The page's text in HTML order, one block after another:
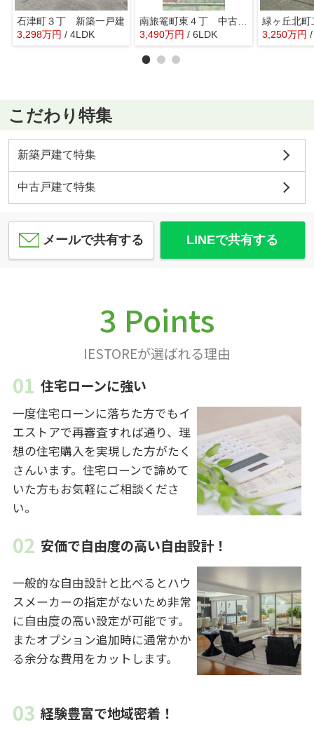
石津町３丁 新築一戸建
3,298万円 / 4LDK
南旅篭町東４丁 中古戸建
3,490万円 / 6LDK
緑ヶ丘北
3,250万円
こだわり特集
新築戸建て特集
中古戸建て特集
メールで共有する LINEで共有する
3 Points
IESTOREが選ばれる理由
住宅ローンに強い
一度住宅ローンに落ちた方でもイ
エストアで再審査すれば通り、理
想の住宅購入を実現した方がたく
さんいます。住宅ローンで諦めて
いた方もお気軽にご相談くださ
い。
安価で自由度の高い自由設計！
一般的な自由設計と比べるとハウ
スメーカーの指定がないため非常
に自由度の高い設定が可能です。
またオプション追加時に通常かか
る余分な費用をカットします。
経験豊富で地域密着！